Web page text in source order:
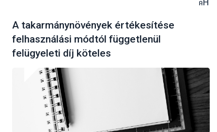
A takarmánynövények értékesítése
felhasználási módtól függetlenül
felügyeleti díj köteles